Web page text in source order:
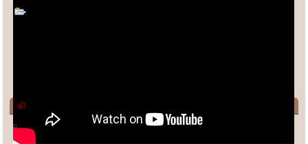
Καλάβρυτα 2016
Ακρόπολη 2017